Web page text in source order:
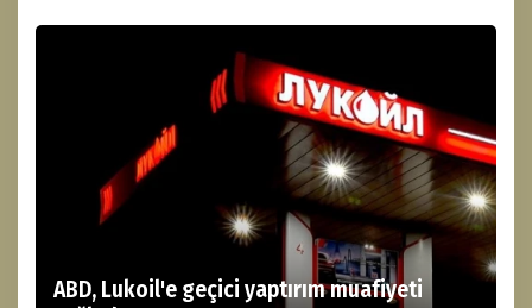
ABD, Lukoil'e geçici yaptırım muafiyeti